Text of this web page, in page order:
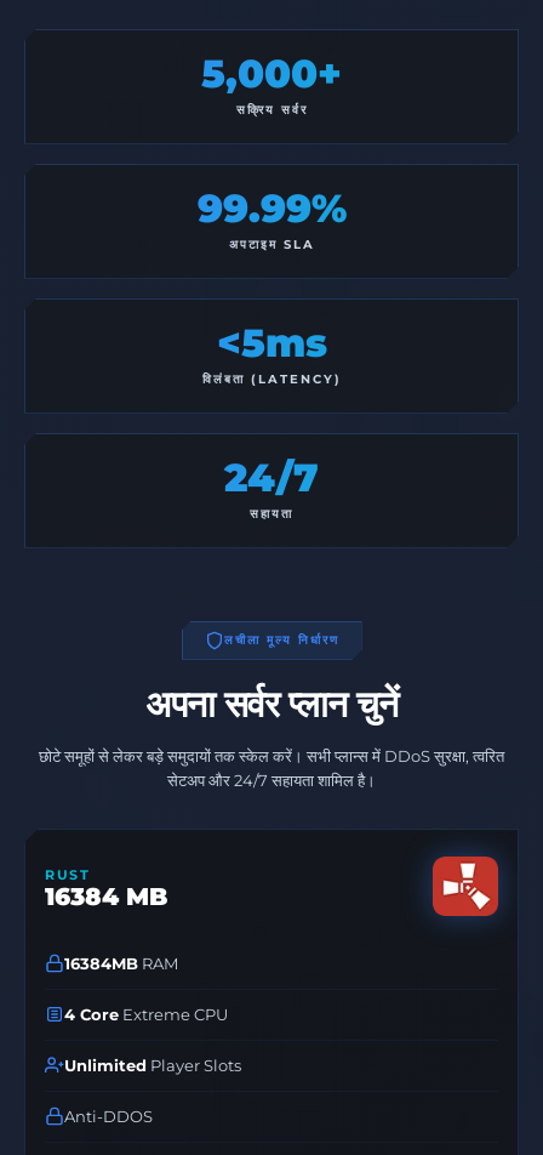
5,000+
सक्रिय सर्वर
99.99%
अपटाइम SLA
<5ms
विलंबता (LATENCY)
24/7
सहायता
लचीला मूल्य निर्धारण
अपना सर्वर प्लान चुनें
छोटे समूहों से लेकर बड़े समुदायों तक स्केल करें। सभी प्लान्स में DDoS सुरक्षा, त्वरित
सेटअप और 24/7 सहायता शामिल है।
RUST
16384 MB
16384MB RAM
4 Core Extreme CPU
Unlimited Player Slots
Anti-DDOS